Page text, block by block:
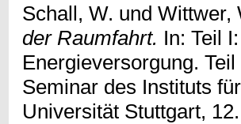
Schall, W. und Wittwer,
der Raumfahrt. In: Teil
Energieversorgung.
Seminar des Instituts
Universität Stuttgart,